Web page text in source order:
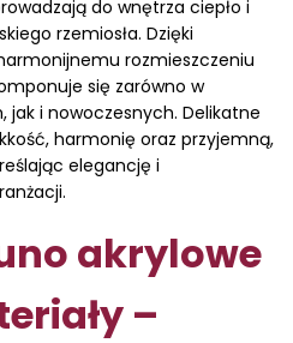
do wnętrza ciepło i
rzemiosła. Dzięki
rozmieszczeniu
się zarówno w
jak i nowoczesnych. Delikatne
harmonię oraz przyjemną,
elegancję i
akrylowe
–